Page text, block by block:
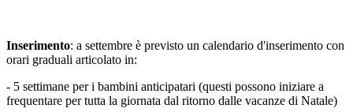
Inserimento: a settembre è previsto un calendario d'inserimento con
orari graduali articolato in:
- 5 settimane per i bambini anticipatari (questi possono iniziare a
frequentare per tutta la giornata dal ritorno dalle vacanze di Natale)